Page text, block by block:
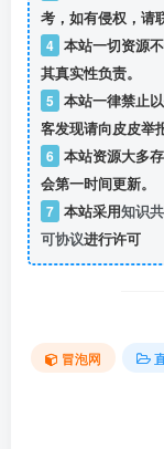
考，如有侵权，请
4 本站一切资源
其真实性负责。
5 本站一律禁止
客发现请向皮皮举
6 本站资源大多
会第一时间更新。
7 本站采用知识
可协议进行许可
冒泡网